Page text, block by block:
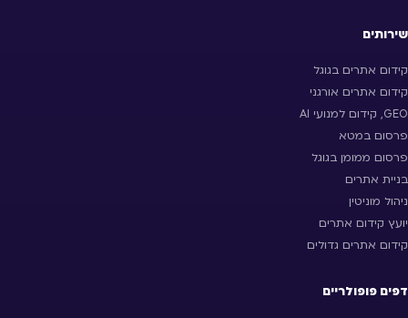
שירותים
קידום אתרים בגוגל
קידום אתרים אורגני
GEO, קידום למנועי AI
פרסום במטא
פרסום ממומן בגוגל
בניית אתרים
ניהול מוניטין
יועץ קידום אתרים
קידום אתרים גדולים
דפים פופולריים